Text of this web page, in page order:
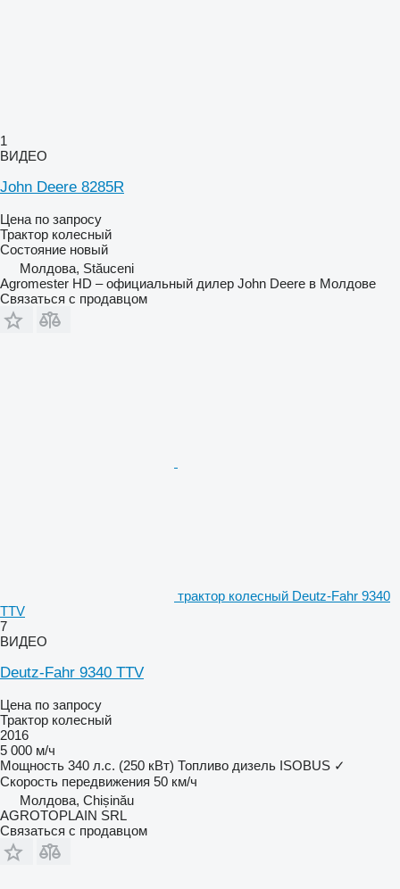
1
ВИДЕО
John Deere 8285R
Цена по запросу
Трактор колесный
Состояние новый
Молдова, Stăuceni
Agromester HD – официальный дилер John Deere в Молдове
Связаться с продавцом
трактор колесный Deutz-Fahr 9340
TTV
7
ВИДЕО
Deutz-Fahr 9340 TTV
Цена по запросу
Трактор колесный
2016
5 000 м/ч
Мощность 340 л.с. (250 кВт) Топливо дизель ISOBUS ✓
Скорость передвижения 50 км/ч
Молдова, Chișinău
AGROTOPLAIN SRL
Связаться с продавцом